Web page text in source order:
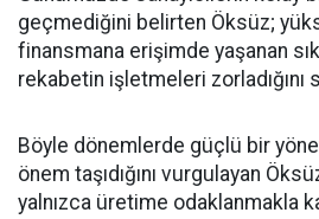
geçmediğini belirten Öksüz;
finansmana erişimde yaşanan
rekabetin işletmeleri zorladığını
Böyle dönemlerde güçlü bir
önem taşıdığını vurgulayan
yalnızca üretime odaklanmakla